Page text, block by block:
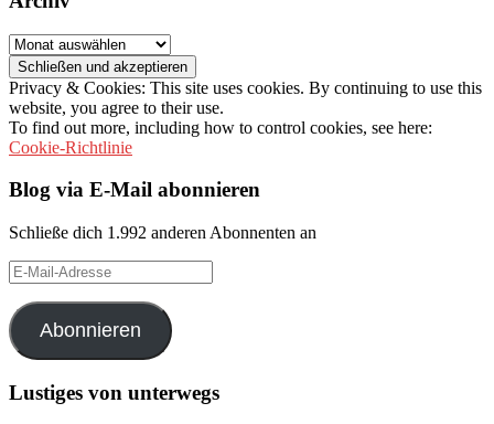
Archiv
Privacy & Cookies: This site uses cookies. By continuing to use this
website, you agree to their use.
To find out more, including how to control cookies, see here:
Cookie-Richtlinie
Blog via E-Mail abonnieren
Schließe dich 1.992 anderen Abonnenten an
E-
Mail-
Adresse
Abonnieren
Lustiges von unterwegs